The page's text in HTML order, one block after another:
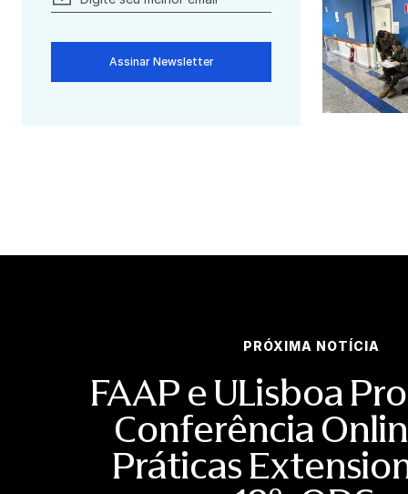
Assinar Newsletter
PRÓXIMA NOTÍCIA
FAAP e ULisboa
Conferência
Práticas